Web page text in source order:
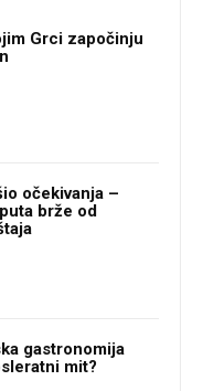
Grci započinju
očekivanja –
brže od
gastronomija
mit?